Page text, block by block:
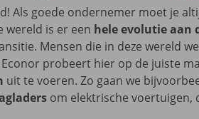
Als goede ondernemer moet je
wereld is er een hele evolutie aan
Mensen die in deze wereld
probeert hier op de juiste
uit te voeren. Zo gaan we
om elektrische voertuigen,